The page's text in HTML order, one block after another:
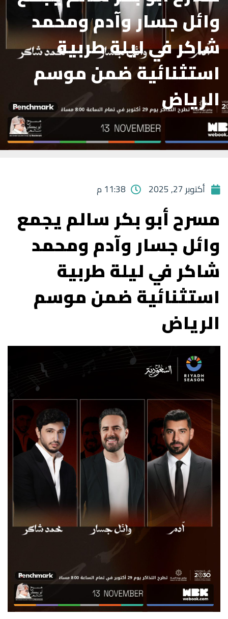
وائل جسار وآدم ومحمد
شاكر في ليلة طربية
استثنائية ضمن موسم
الرياض
أكتوبر 27, 2025 11:38 م
مسرح أبو بكر سالم يجمع
وائل جسار وآدم ومحمد
شاكر في ليلة طربية
استثنائية ضمن موسم
الرياض